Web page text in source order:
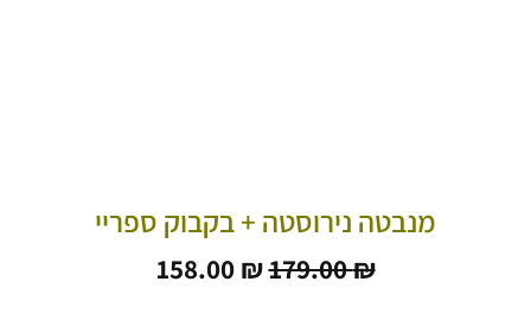
מנבטה נירוסטה + בקבוק ספריי
179.00₪ המחיר
158.00 ₪